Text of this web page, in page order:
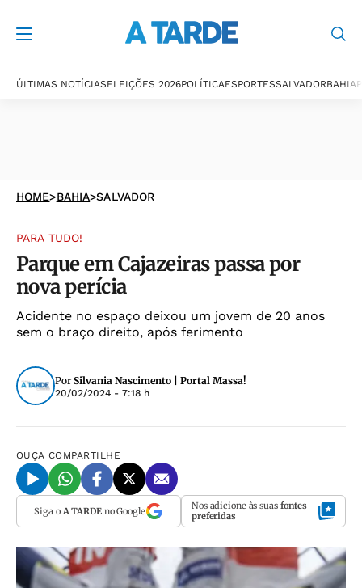
ÚLTIMAS NOTÍCIASELEIÇÕES 2026POLÍTICAESPORTESSALVADORBAHIA
HOME>BAHIA>SALVADOR
PARA TUDO!
Parque em Cajazeiras passa por
nova perícia
Acidente no espaço deixou um jovem de 20 anos
sem o braço direito, após ferimento
Por Silvania Nascimento | Portal Massa!
20/02/2024 - 7:18 h
OUÇA COMPARTILHE
Siga o A TARDEno Google Nos adicione às suas fontes
preferidas